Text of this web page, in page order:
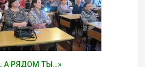
А РЯДОМ ТЫ…»